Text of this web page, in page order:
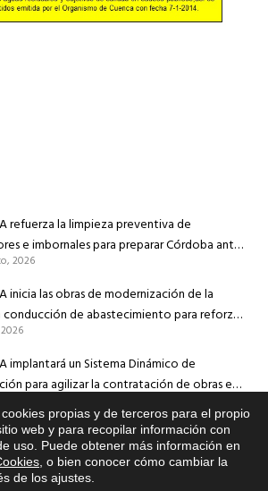
refuerza la limpieza preventiva de
e imbornales para preparar Córdoba ante
2026
inicia las obras de modernización de la
conducción de abastecimiento para reforzar
de agua de Córdoba
implantará un Sistema Dinámico de
para agilizar la contratación de obras en
e instalaciones
inicia hoy las obras de una nueva arteria de
y una red de agua no potable en
Ruiz de Azúa
propias y de terceros para el propio
web y para recopilar información con
uso. Puede obtener más información en
, o bien conocer cómo cambiar la
de los ajustes
Si tiene cualquier duda sobre
EMACSA, haga click abajo.